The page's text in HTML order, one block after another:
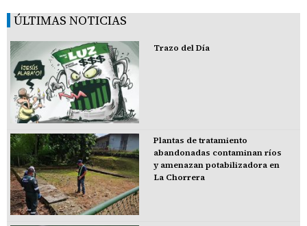
ÚLTIMAS NOTICIAS
Trazo del Día
Plantas de tratamiento
abandonadas contaminan ríos
y amenazan potabilizadora en
La Chorrera